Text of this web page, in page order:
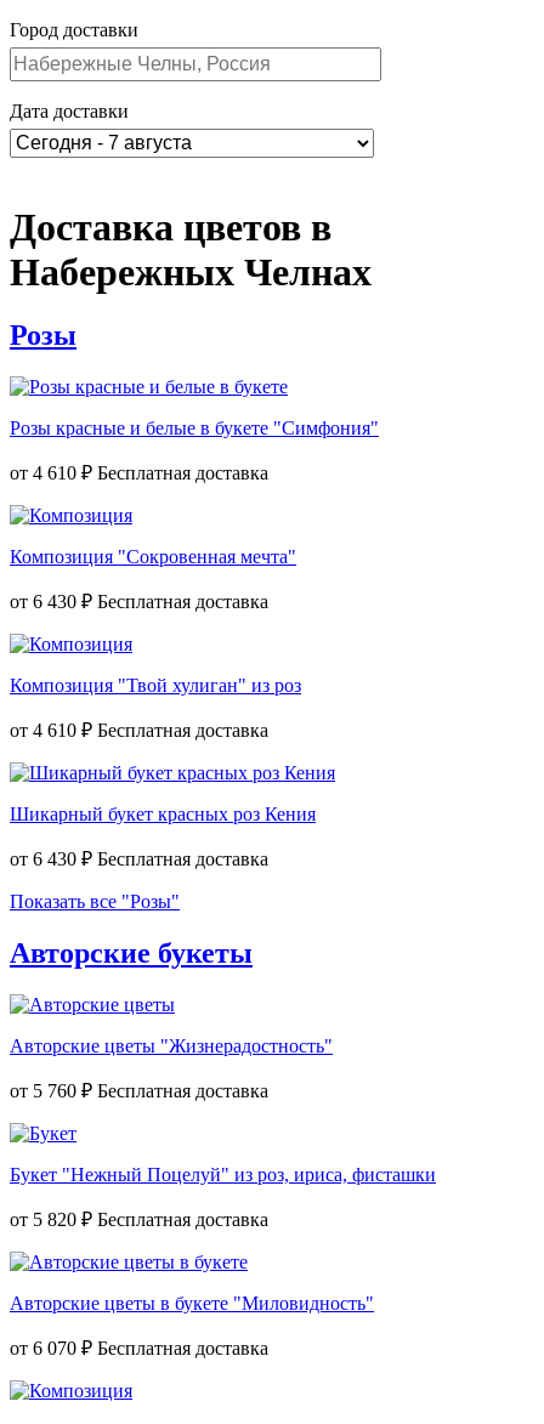
Город доставки
Дата доставки
Доставка цветов в
Набережных Челнах
Розы
Розы красные и белые в букете "Симфония"
от 4 610 ₽
Композиция "Сокровенная мечта"
от 6 430 ₽
Композиция "Твой хулиган" из роз
от 4 610 ₽
Шикарный букет красных роз Кения
от 6 430 ₽
Показать все "Розы"
Авторские букеты
Авторские цветы "Жизнерадостность"
от 5 760 ₽
Букет "Нежный Поцелуй" из роз, ириса, фисташки
от 5 820 ₽
Авторские цветы в букете "Миловидность"
от 6 070 ₽